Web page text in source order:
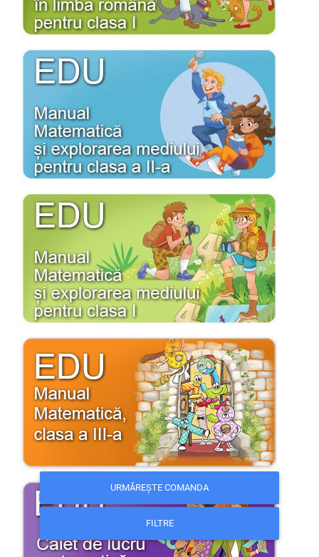
URMĂREȘTE COMANDA
FILTRE